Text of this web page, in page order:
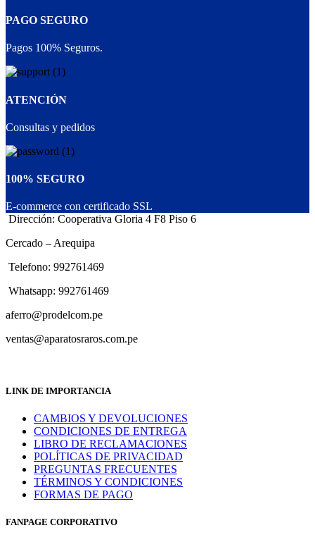
PAGO SEGURO
Pagos 100% Seguros.
ATENCIÓN
Consultas y pedidos
100% SEGURO
E-commerce con certificado SSL
Dirección: Cooperativa Gloria 4 F8 Piso 6
Cercado – Arequipa
Telefono: 992761469
Whatsapp: 992761469
aferro@prodelcom.pe
ventas@aparatosraros.com.pe
LINK DE IMPORTANCIA
CAMBIOS Y DEVOLUCIONES
CONDICIONES DE ENTREGA
LIBRO DE RECLAMACIONES
POLÍTICAS DE PRIVACIDAD
PREGUNTAS FRECUENTES
TÉRMINOS Y CONDICIONES
FORMAS DE PAGO
FANPAGE CORPORATIVO